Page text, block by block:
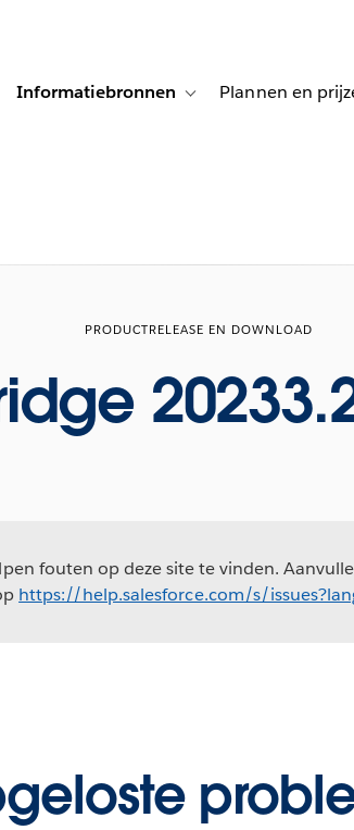
aan het woord
sub-navigation for Oplossingen
Informatiebronnen Toggle sub-navigation for
Plannen en
PRODUCTRELEASE EN DOWNLOAD
fouten op deze site te vinden.
https://help.salesforce.com/s/